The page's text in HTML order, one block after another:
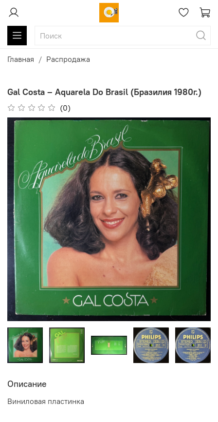
Главная Распродажа
Gal Costa ‎– Aquarela Do Brasil (Бразилия 1980г.)
(0)
Описание
Виниловая пластинка